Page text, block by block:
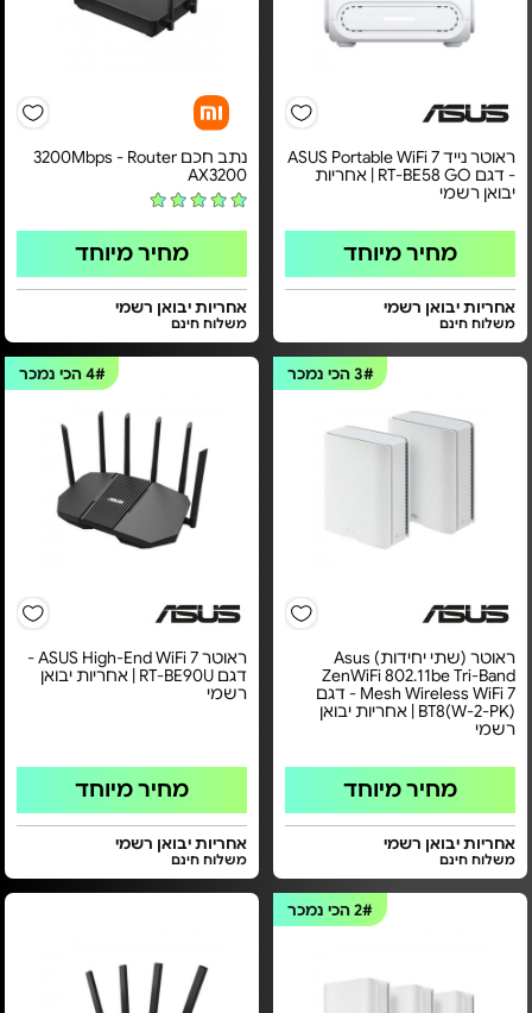
ראוטר נייד ASUS Portable WiFi 7
- דגם RT-BE58 GO | אחריות
יבואן רשמי
מחיר מיוחד
אחריות יבואן רשמי
משלוח חינם
נתב חכם 3200Mbps - Router
AX3200
מחיר מיוחד
אחריות יבואן רשמי
משלוח חינם
3#הכי נמכר
ראוטר (שתי יחידות) Asus
ZenWiFi 802.11be Tri-Band
Mesh Wireless WiFi 7 - דגם
BT8(W-2-PK) | אחריות יבואן
רשמי
מחיר מיוחד
אחריות יבואן רשמי
משלוח חינם
4#הכי נמכר
ראוטר ASUS High-End WiFi 7 -
דגם RT-BE90U | אחריות יבואן
רשמי
מחיר מיוחד
אחריות יבואן רשמי
משלוח חינם
2#הכי נמכר